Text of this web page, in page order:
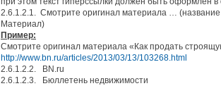
2.6.1.2.1. Смотрите оригинал материала …
Материал)
Пример:
Смотрите оригинал материала «Как продать
http://www.bn.ru/articles/2013/03/13/103268.html
2.6.1.2.2. BN.ru
2.6.1.2.3. Бюллетень недвижимости